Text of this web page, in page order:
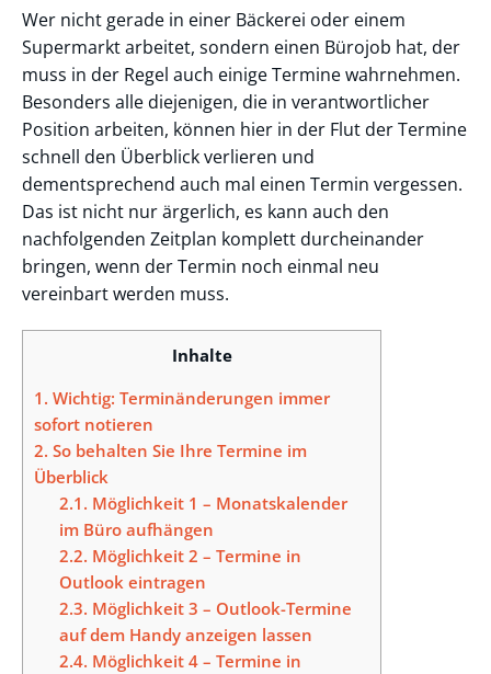
Wer nicht gerade in einer Bäckerei oder einem
Supermarkt arbeitet, sondern einen Bürojob hat, der
muss in der Regel auch einige Termine wahrnehmen.
Besonders alle diejenigen, die in verantwortlicher
Position arbeiten, können hier in der Flut der Termine
schnell den Überblick verlieren und
dementsprechend auch mal einen Termin vergessen.
Das ist nicht nur ärgerlich, es kann auch den
nachfolgenden Zeitplan komplett durcheinander
bringen, wenn der Termin noch einmal neu
vereinbart werden muss.
Inhalte
1. Wichtig: Terminänderungen immer
sofort notieren
2. So behalten Sie Ihre Termine im
Überblick
2.1. Möglichkeit 1 – Monatskalender
im Büro aufhängen
2.2. Möglichkeit 2 – Termine in
Outlook eintragen
2.3. Möglichkeit 3 – Outlook-Termine
auf dem Handy anzeigen lassen
2.4. Möglichkeit 4 – Termine in